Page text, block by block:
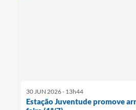
30 JUN 2026 - 13h44
Estação Juventude promove